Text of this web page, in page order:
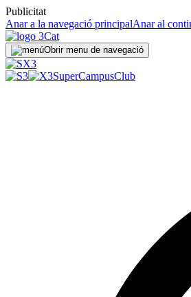
Publicitat
Anar a la navegació principalAnar al
Obrir menu de navegació
SuperCampusClub